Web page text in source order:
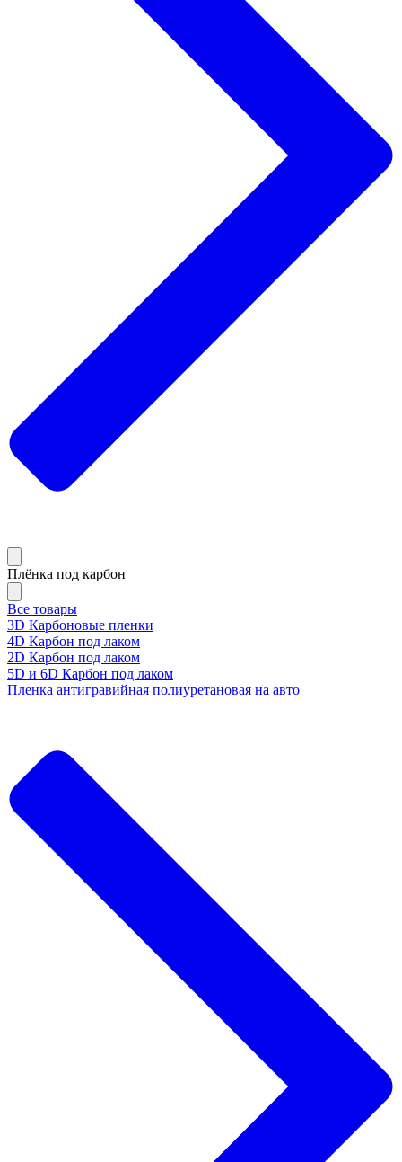
Плёнка под карбон
Все товары
3D Карбоновые пленки
4D Карбон под лаком
2D Карбон под лаком
5D и 6D Карбон под лаком
Пленка антигравийная полиуретановая на авто